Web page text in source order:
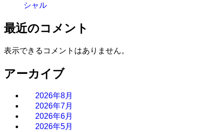
シャル
最近のコメント
表示できるコメントはありません。
アーカイブ
2026年8月
2026年7月
2026年6月
2026年5月